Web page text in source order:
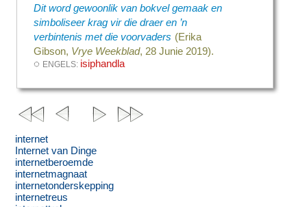
Dit word gewoonlik van bokvel gemaak en
simboliseer krag vir die draer en ’n
verbintenis met die voorvaders (Erika
Gibson, Vrye Weekblad, 28 Junie 2019).
◌ ENGELS: isiphandla
internet
Internet van Dinge
internetberoemde
internetmagnaat
internetonderskepping
internetreus